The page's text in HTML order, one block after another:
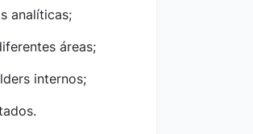
analíticas;
áreas;
internos;